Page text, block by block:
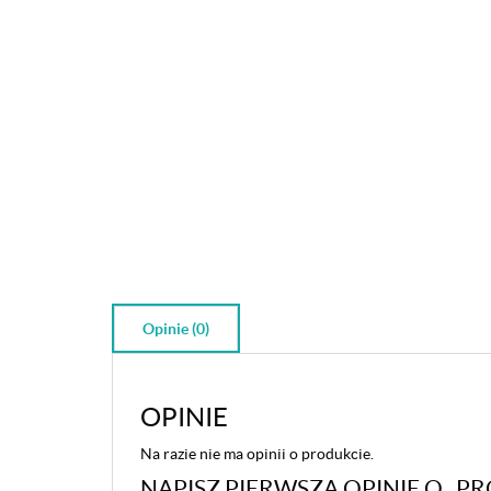
Opinie (0)
OPINIE
Na razie nie ma opinii o produkcie.